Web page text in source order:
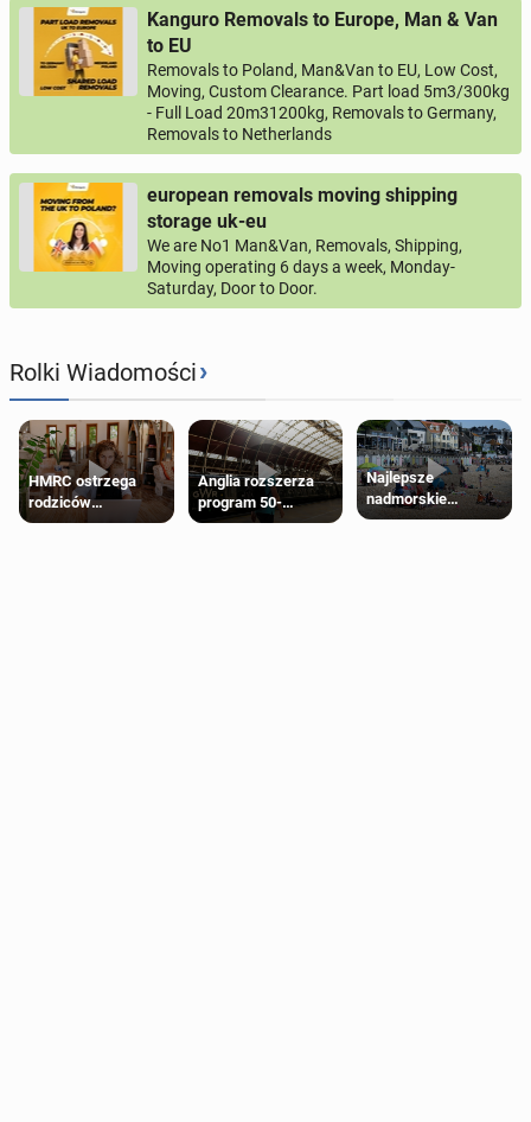
Kanguro Removals to Europe, Man & Van
to EU
Removals to Poland, Man&Van to EU, Low Cost,
Moving, Custom Clearance. Part load 5m3/300kg
- Full Load 20m31200kg, Removals to Germany,
Removals to Netherlands
european removals moving shipping
storage uk-eu
We are No1 Man&Van, Removals, Shipping,
Moving operating 6 days a week, Monday-
Saturday, Door to Door.
Rolki Wiadomości›
HMRC ostrzega
rodziców
pobierających Child
Anglia rozszerza
program 50-
procentowych
Najlepsze
nadmorskie
miasteczko blisko